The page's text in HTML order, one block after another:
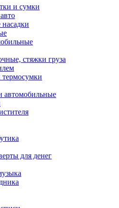
и сумки
стяжки груза
автомобильные
для денег